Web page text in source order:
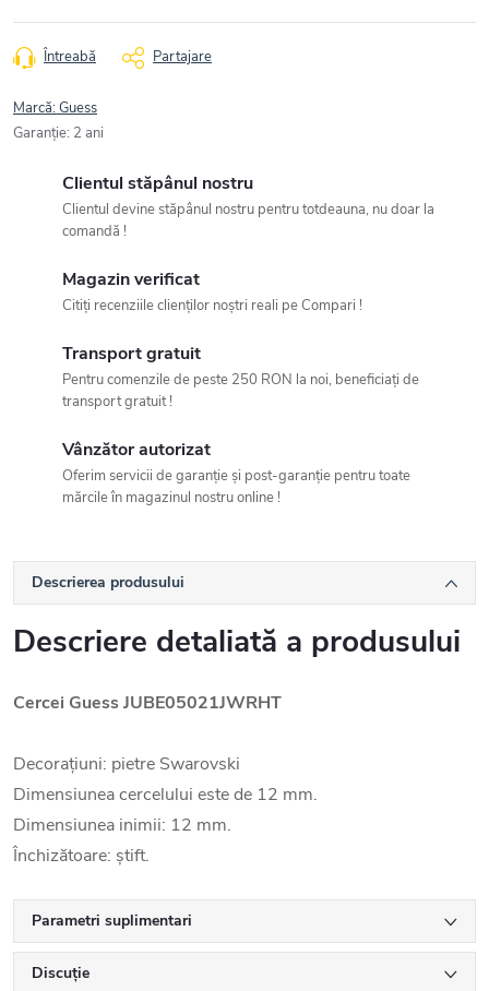
Întreabă Partajare
Marcă:Guess
Garanţie: 2 ani
Clientul stăpânul nostru
Clientul devine stăpânul nostru pentru totdeauna, nu doar la
comandă !
Magazin verificat
Citiți recenziile clienților noștri reali pe Compari !
Transport gratuit
Pentru comenzile de peste 250 RON la noi, beneficiați de
transport gratuit !
Vânzător autorizat
Oferim servicii de garanție și post-garanție pentru toate
mărcile în magazinul nostru online !
Descrierea produsului
Descriere detaliată a produsului
Cercei Guess JUBE05021JWRHT
Decorațiuni: pietre Swarovski
Dimensiunea cercelului este de 12 mm.
Dimensiunea inimii: 12 mm.
Închizătoare: știft.
Parametri suplimentari
Discuţie